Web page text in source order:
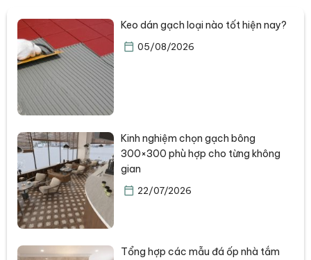
Keo dán gạch loại nào tốt hiện nay?
05/08/2026
Kinh nghiệm chọn gạch bông
300×300 phù hợp cho từng không
gian
22/07/2026
Tổng hợp các mẫu đá ốp nhà tắm